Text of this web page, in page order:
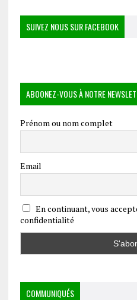
SUIVEZ NOUS SUR FACEBOOK
ABOONEZ-VOUS À NOTRE
Prénom ou nom complet
Email
En continuant, vous
confidentialité
COMMUNIQUÉS